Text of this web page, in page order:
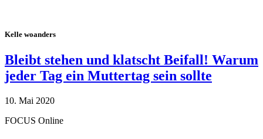
Kelle woanders
Bleibt stehen und klatscht Beifall! Warum
jeder Tag ein Muttertag sein sollte
10. Mai 2020
FOCUS Online